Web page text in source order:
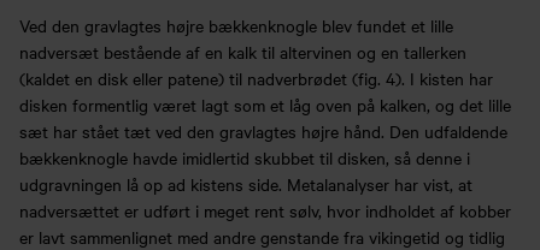
Ved den gravlagtes højre bækkenknogle blev fundet et lille
nadversæt bestående af en kalk til altervinen og en tallerken
(kaldet en disk eller patene) til nadverbrødet (fig. 4). I kisten har
disken formentlig været lagt som et låg oven på kalken, og det lille
sæt har stået tæt ved den gravlagtes højre hånd. Den udfaldende
bækkenknogle havde imidlertid skubbet til disken, så denne i
udgravningen lå op ad kistens side. Metalanalyser har vist, at
nadversættet er udført i meget rent sølv, hvor indholdet af kobber
er lavt sammenlignet med andre genstande fra vikingetid og tidlig